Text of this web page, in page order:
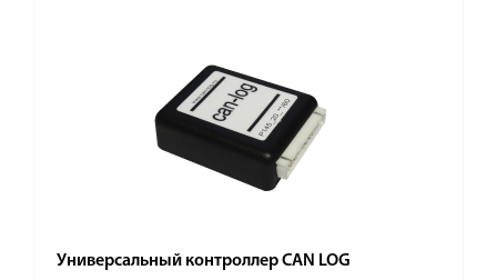
Универсальный контроллер CAN LOG